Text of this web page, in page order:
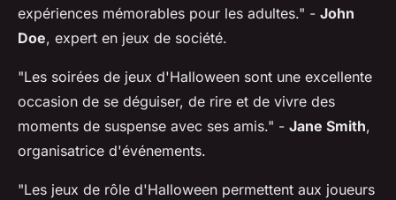
expériences mémorables pour les adultes." - John
Doe, expert en jeux de société.
"Les soirées de jeux d'Halloween sont une excellente
occasion de se déguiser, de rire et de vivre des
moments de suspense avec ses amis." - Jane Smith,
organisatrice d'événements.
"Les jeux de rôle d'Halloween permettent aux joueurs